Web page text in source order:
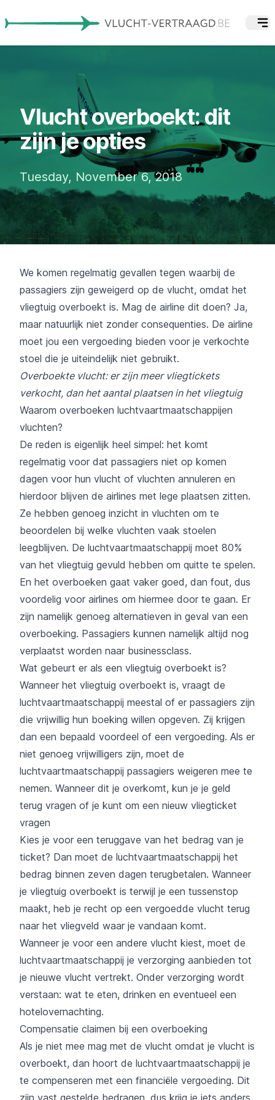
Vlucht overboekt: dit
zijn je opties
Tuesday, November 6, 2018
We komen regelmatig gevallen tegen waarbij de
passagiers zijn geweigerd op de vlucht, omdat het
vliegtuig overboekt is. Mag de airline dit doen? Ja,
maar natuurlijk niet zonder consequenties. De airline
moet jou een vergoeding bieden voor je verkochte
stoel die je uiteindelijk niet gebruikt.
Overboekte vlucht: er zijn meer vliegtickets
verkocht, dan het aantal plaatsen in het vliegtuig
Waarom overboeken luchtvaartmaatschappijen
vluchten?
De reden is eigenlijk heel simpel: het komt
regelmatig voor dat passagiers niet op komen
dagen voor hun vlucht of vluchten annuleren en
hierdoor blijven de airlines met lege plaatsen zitten.
Ze hebben genoeg inzicht in vluchten om te
beoordelen bij welke vluchten vaak stoelen
leegblijven. De luchtvaartmaatschappij moet 80%
van het vliegtuig gevuld hebben om quitte te spelen.
En het overboeken gaat vaker goed, dan fout, dus
voordelig voor airlines om hiermee door te gaan. Er
zijn namelijk genoeg alternatieven in geval van een
overboeking. Passagiers kunnen namelijk altijd nog
verplaatst worden naar businessclass.
Wat gebeurt er als een vliegtuig overboekt is?
Wanneer het vliegtuig overboekt is, vraagt de
luchtvaartmaatschappij meestal of er passagiers zijn
die vrijwillig hun boeking willen opgeven. Zij krijgen
dan een bepaald voordeel of een vergoeding. Als er
niet genoeg vrijwilligers zijn, moet de
luchtvaartmaatschappij passagiers weigeren mee te
nemen. Wanneer dit je overkomt, kun je je geld
terug vragen of je kunt om een nieuw vliegticket
vragen
Kies je voor een teruggave van het bedrag van je
ticket? Dan moet de luchtvaartmaatschappij het
bedrag binnen zeven dagen terugbetalen. Wanneer
je vliegtuig overboekt is terwijl je een tussenstop
maakt, heb je recht op een vergoedde vlucht terug
naar het vliegveld waar je vandaan komt.
Wanneer je voor een andere vlucht kiest, moet de
luchtvaartmaatschappij je verzorging aanbieden tot
je nieuwe vlucht vertrekt. Onder verzorging wordt
verstaan: wat te eten, drinken en eventueel een
hotelovernachting.
Compensatie claimen bij een overboeking
Als je niet mee mag met de vlucht omdat je vlucht is
overboekt, dan hoort de luchtvaartmaatschappij je
te compenseren met een financiële vergoeding. Dit
zijn vast gestelde bedragen, dus krijg je iets anders